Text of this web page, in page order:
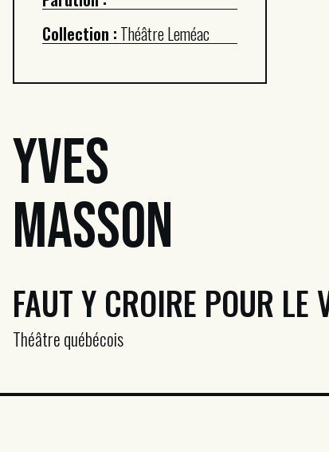
Collection : Théâtre Leméac
Yves
Masson
FAUT Y CROIRE POUR LE
Théâtre québécois